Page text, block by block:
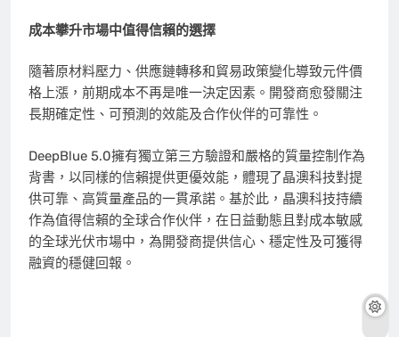
成本攀升市場中值得信賴的選擇
隨著原材料壓力、供應鏈轉移和貿易政策變化導致元件價
格上漲，前期成本不再是唯一決定因素。開發商愈發關注
長期確定性、可預測的效能及合作伙伴的可靠性。
DeepBlue 5.0擁有獨立第三方驗證和嚴格的質量控制作為
背書，以同樣的信賴提供更優效能，體現了晶澳科技對提
供可靠、高質量產品的一貫承諾。基於此，晶澳科技持續
作為值得信賴的全球合作伙伴，在日益動態且對成本敏感
的全球光伏市場中，為開發商提供信心、穩定性及可獲得
融資的穩健回報。